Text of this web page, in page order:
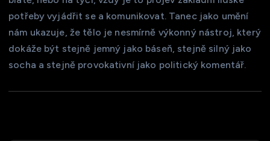
potřeby vyjádřit se a komunikovat. Tanec jako umění
nám ukazuje, že tělo je nesmírně výkonný nástroj, který
dokáže být stejně jemný jako báseň, stejně silný jako
socha a stejně provokativní jako politický komentář.